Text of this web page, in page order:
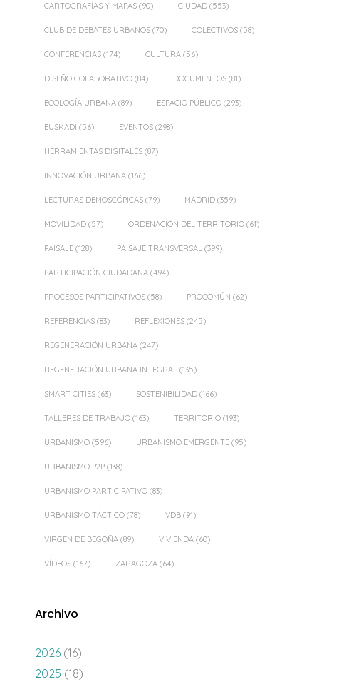
CARTOGRAFÍAS Y MAPAS (90) CIUDAD (553)
CLUB DE DEBATES URBANOS (70) COLECTIVOS (58)
CONFERENCIAS (174) CULTURA (56)
DISEÑO COLABORATIVO (84) DOCUMENTOS (81)
ECOLOGÍA URBANA (89) ESPACIO PÚBLICO (293)
EUSKADI (56) EVENTOS (298)
HERRAMIENTAS DIGITALES (87)
INNOVACIÓN URBANA (166)
LECTURAS DEMOSCÓPICAS (79) MADRID (359)
MOVILIDAD (57) ORDENACIÓN DEL TERRITORIO (61)
PAISAJE (128) PAISAJE TRANSVERSAL (399)
PARTICIPACIÓN CIUDADANA (494)
PROCESOS PARTICIPATIVOS (58) PROCOMÚN (62)
REFERENCIAS (83) REFLEXIONES (245)
REGENERACIÓN URBANA (247)
REGENERACIÓN URBANA INTEGRAL (135)
SMART CITIES (63) SOSTENIBILIDAD (166)
TALLERES DE TRABAJO (163) TERRITORIO (193)
URBANISMO (596) URBANISMO EMERGENTE (95)
URBANISMO P2P (138)
URBANISMO PARTICIPATIVO (83)
URBANISMO TÁCTICO (78) VDB (91)
VIRGEN DE BEGOÑA (89) VIVIENDA (60)
VÍDEOS (167) ZARAGOZA (64)
Archivo
2026 (16)
2025 (18)